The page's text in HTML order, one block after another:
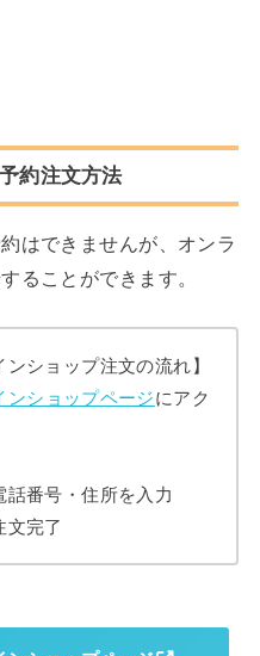
約注文方法
はできませんが、オンラ
ることができます。
ショップ注文の流れ】
ンショップページにアク
番号・住所を入力
完了